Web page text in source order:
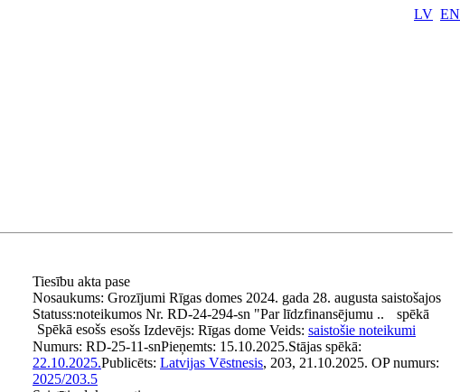
LV EN
Tiesību akta pase
Nosaukums: Grozījumi Rīgas domes 2024. gada 28. augusta saistošajos
noteikumos Nr. RD-24-294-sn "Par līdzfinansējumu ..
Statuss:
Spēkā esošs
spēkā
esošs Izdevējs: Rīgas dome Veids: saistošie noteikumi
Numurs: RD-25-11-snPieņemts: 15.10.2025.Stājas spēkā:
22.10.2025.Publicēts: Latvijas Vēstnesis, 203, 21.10.2025. OP numurs:
2025/203.5